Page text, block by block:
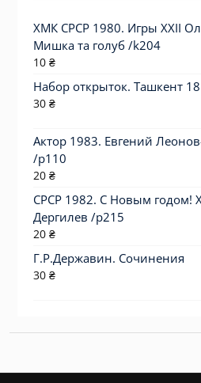
ХМК СРСР 1980. Игры XXII
Мишка та голуб /k204
10 ₴
Набор открыток. Ташкент
30 ₴
Актор 1983. Евгений
/p110
20 ₴
СРСР 1982. С Новым годом!
Дергилев /р215
20 ₴
Г.Р.Державин. Сочинения
30 ₴